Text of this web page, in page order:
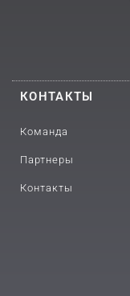
КОНТАКТЫ
Команда
Партнеры
Контакты